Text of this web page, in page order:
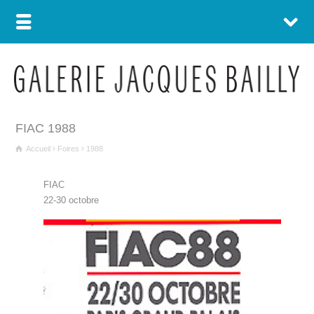
FIAC 1988
Accueil Foires 1988
FIAC
22-30 octobre